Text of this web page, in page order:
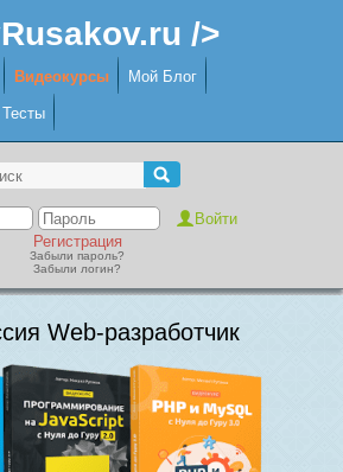
/>
Видеокурсы Мой Блог
Тесты
Регистрация
Забыли пароль?
Забыли логин?
Web-разработчик